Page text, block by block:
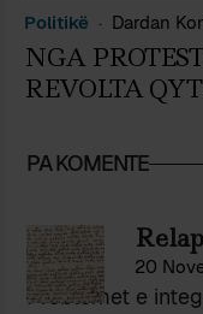
Politikë Dardan
NGA
REVOLTA
PA KOMENTE
20
Problemet e